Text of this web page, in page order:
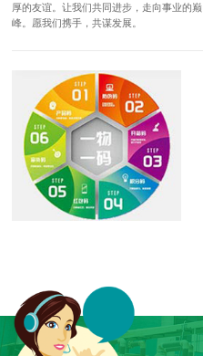
厚的友谊。让我们共同进步，走向事业的巅
峰。愿我们携手，共谋发展。